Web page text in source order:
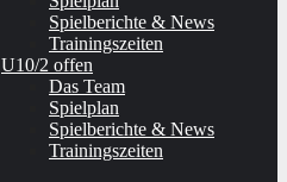
Spielberichte & News
Trainingszeiten
U10/2 offen
Das Team
Spielplan
Spielberichte & News
Trainingszeiten